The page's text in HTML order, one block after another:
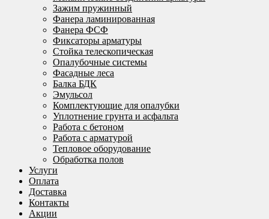
Зажим пружинный
Фанера ламинированная
Фанера ФСФ
Фиксаторы арматуры
Стойка телескопическая
Опалубочные системы
Фасадные леса
Балка БДК
Эмульсол
Комплектующие для опалубки
Уплотнение грунта и асфальта
Работа с бетоном
Работа с арматурой
Тепловое оборудование
Обработка полов
Услуги
Оплата
Доставка
Контакты
Акции